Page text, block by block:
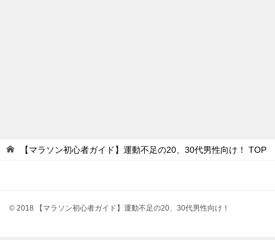
【マラソン初心者ガイド】運動不足の20、30代男性向け！ TOP
© 2018 【マラソン初心者ガイド】運動不足の20、30代男性向け！